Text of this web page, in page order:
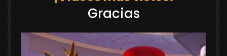
Gracias